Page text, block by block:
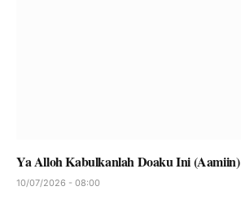
Ya Alloh Kabulkanlah Doaku Ini (Aamiin)
10/07/2026 - 08:00